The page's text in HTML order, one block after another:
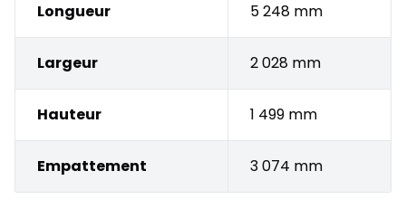
Longueur 5 248 mm
Largeur 2 028 mm
Hauteur 1 499 mm
Empattement 3 074 mm